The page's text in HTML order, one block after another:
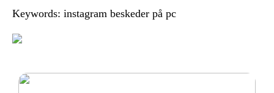
Keywords: instagram beskeder på pc